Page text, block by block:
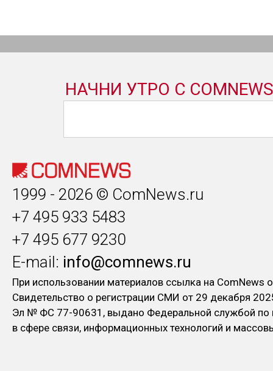
1999 - 2026 © ComNews.ru
+7 495 933 5483
+7 495 677 9230
E-mail: info@comnews.ru
При использовании материалов ссылка на ComNews
Свидетельство о регистрации СМИ от 29 декабря
Эл № ФC 77-90631, выдано Федеральной службой по
в сфере связи, информационных технологий и